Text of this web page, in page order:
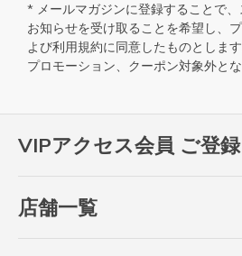
VIPアクセス会員 ご登録
店舗一覧
* メールマガジンに登録することで
お知らせを受け取ることを希望し、
よび利用規約に同意したものとしま
プロモーション、クーポン対象外と